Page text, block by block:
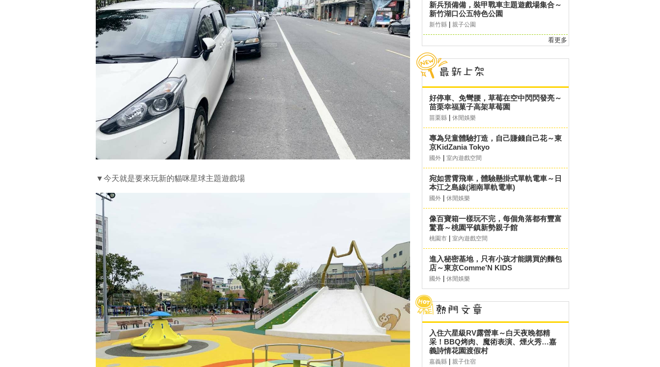
▼今天就是要來玩新的貓咪星球主題遊戲場
新兵預備備，裝甲戰車主題遊戲場集合～
新竹湖口公五特色公園
新竹縣 親子公園
看更多
好停車、免彎腰，草莓在空中閃閃發亮～
苗栗幸福菓子高架草莓園
苗栗縣 休閒娛樂
專為兒童體驗打造，自己賺錢自己花～東
京KidZania Tokyo
國外 室內遊戲空間
宛如雲霄飛車，體驗懸掛式單軌電車～日
本江之島線(湘南單軌電車)
國外 休閒娛樂
像百寶箱一樣玩不完，每個角落都有豐富
驚喜～桃園平鎮新勢親子館
桃園市 室內遊戲空間
進入秘密基地，只有小孩才能購買的麵包
店～東京Comme’N KIDS
國外 休閒娛樂
入住六星級RV露營車～白天夜晚都精
采！BBQ烤肉、魔術表演、煙火秀…嘉
義詩情花園渡假村
嘉義縣 親子住宿